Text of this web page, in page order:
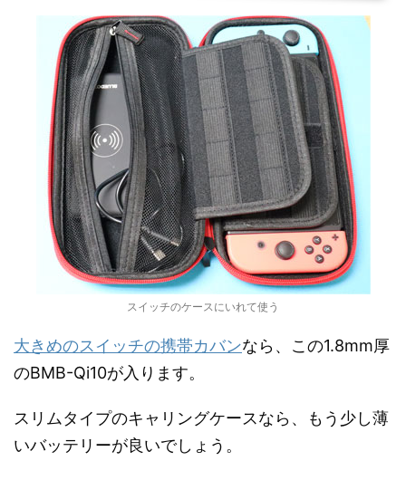
スイッチのケースにいれて使う
大きめのスイッチの携帯カバンなら、この1.8mm厚
のBMB-Qi10が入ります。
スリムタイプのキャリングケースなら、もう少し薄
いバッテリーが良いでしょう。